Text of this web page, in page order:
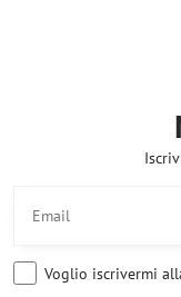
Voglio iscrivermi